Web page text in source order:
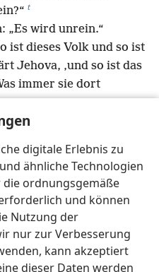
digitale Erlebnis zu
ähnliche Technologien
die ordnungsgemäße
und können
Nutzung der
nur zur Verbesserung
kann akzeptiert
dieser Daten werden
t
„Es wird unrein.“
ist dieses Volk und so ist
Jehova, ‚und so ist das
immer sie dort
von heute an euer Herz
u 16 wie war es
Getreidehaufen kam und
10 da. Kam jemand zur
zu schöpfen, waren
euch – das ganze
Mehltau w
wandte sich mir zu‘,